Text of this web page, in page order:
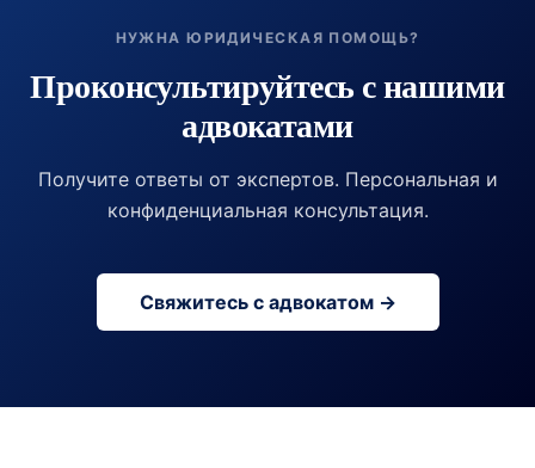
НУЖНА ЮРИДИЧЕСКАЯ ПОМОЩЬ?
Проконсультируйтесь с нашими
адвокатами
Получите ответы от экспертов. Персональная и
конфиденциальная консультация.
Свяжитесь с адвокатом →